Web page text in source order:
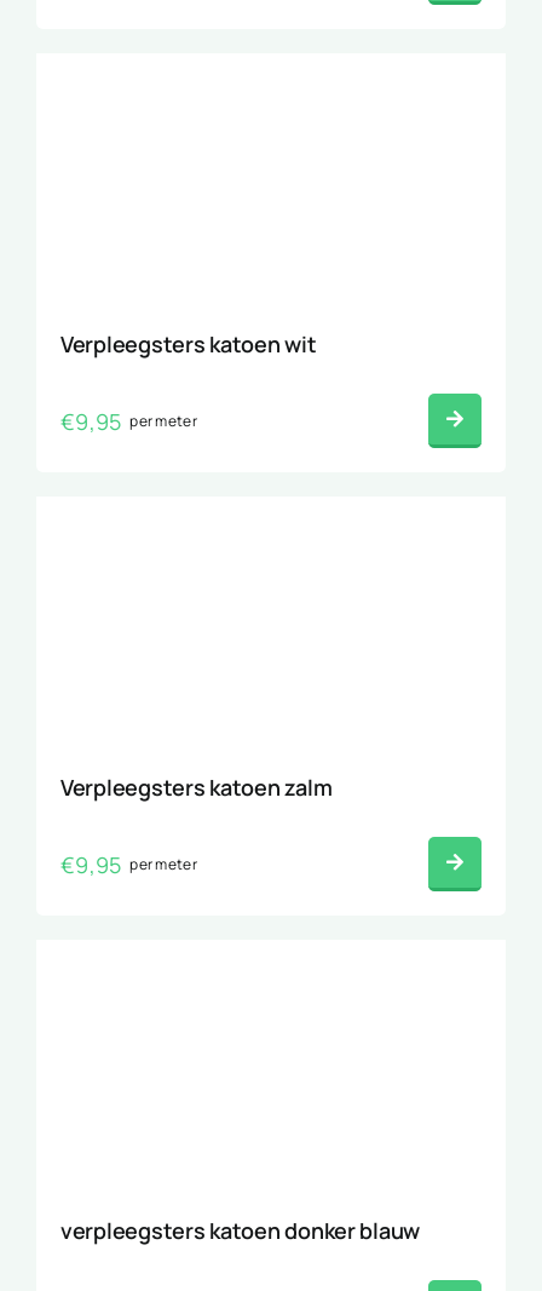
Verpleegsters katoen wit
€9,95 per meter
Verpleegsters katoen zalm
€9,95 per meter
verpleegsters katoen donker blauw